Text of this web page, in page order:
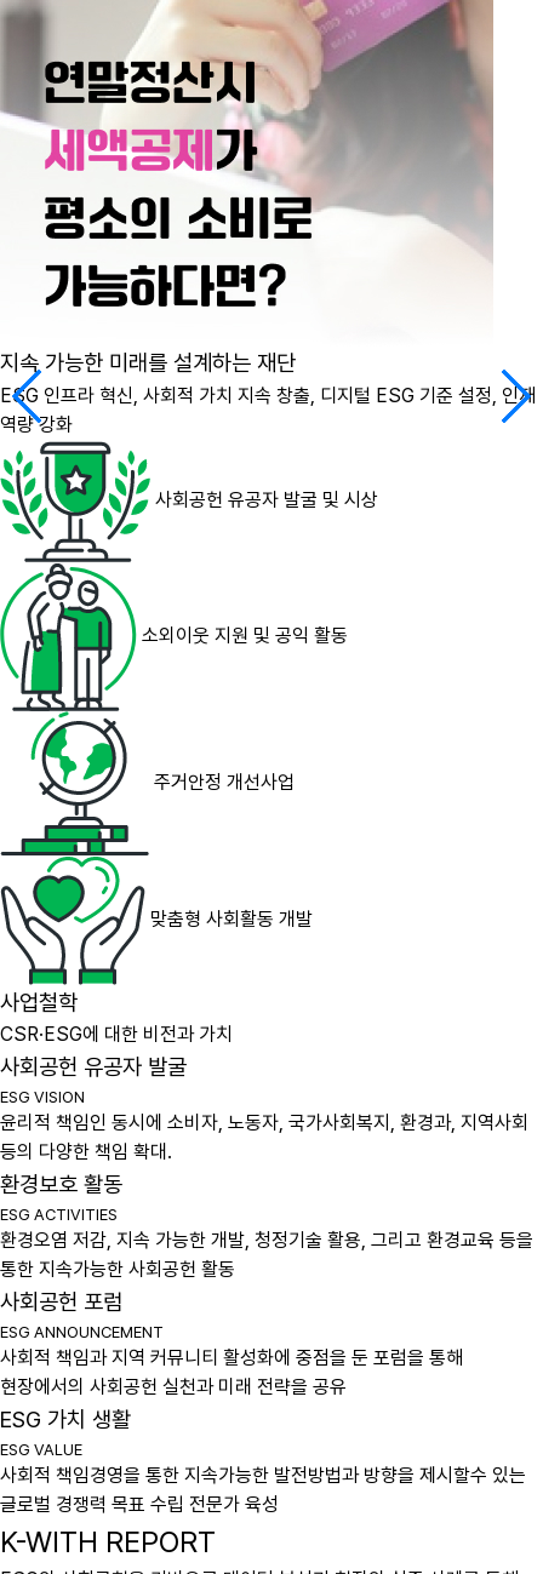
지속 가능한 미래를 설계하는 재단
ESG 인프라 혁신, 사회적 가치 지속 창출, 디지털 ESG 기준 설정, 인재
역량 강화
사회공헌 유공자 발굴 및 시상
소외이웃 지원 및 공익 활동
주거안정 개선사업
맞춤형 사회활동 개발
사업철학
CSR·ESG에 대한 비전과 가치
사회공헌 유공자 발굴
ESG VISION
윤리적 책임인 동시에 소비자, 노동자, 국가사회복지, 환경과, 지역사회
등의 다양한 책임 확대.
환경보호 활동
ESG ACTIVITIES
환경오염 저감, 지속 가능한 개발, 청정기술 활용, 그리고 환경교육 등을
통한 지속가능한 사회공헌 활동
사회공헌 포럼
ESG ANNOUNCEMENT
사회적 책임과 지역 커뮤니티 활성화에 중점을 둔 포럼을 통해
현장에서의 사회공헌 실천과 미래 전략을 공유
ESG 가치 생활
ESG VALUE
사회적 책임경영을 통한 지속가능한 발전방법과 방향을 제시할수 있는
글로벌 경쟁력 목표 수립 전문가 육성
K-WITH REPORT